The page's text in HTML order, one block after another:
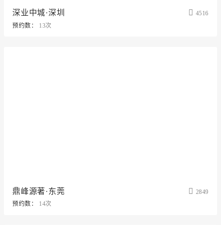
深业中城·深圳
4516
预约数：
13次
鼎峰源著·东莞
2849
预约数：
14次